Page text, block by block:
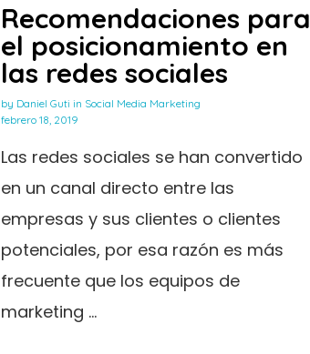
Recomendaciones para
el posicionamiento en
las redes sociales
by Daniel Guti in Social Media Marketing
febrero 18, 2019
Las redes sociales se han convertido
en un canal directo entre las
empresas y sus clientes o clientes
potenciales, por esa razón es más
frecuente que los equipos de
marketing ...